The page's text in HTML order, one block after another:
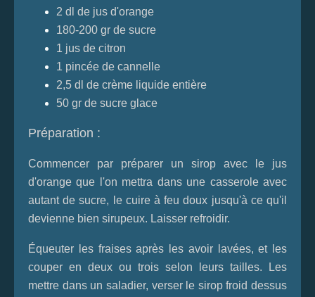
2 dl de jus d'orange
180-200 gr de sucre
1 jus de citron
1 pincée de cannelle
2,5 dl de crème liquide entière
50 gr de sucre glace
Préparation :
Commencer par préparer un sirop avec le jus
d'orange que l'on mettra dans une casserole avec
autant de sucre, le cuire à feu doux jusqu'à ce qu'il
devienne bien sirupeux. Laisser refroidir.
Équeuter les fraises après les avoir lavées, et les
couper en deux ou trois selon leurs tailles. Les
mettre dans un saladier, verser le sirop froid dessus